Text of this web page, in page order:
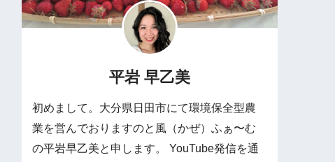
平岩 早乙美
初めまして。大分県日田市にて環境保全型農
業を営んでおりますのと風（かぜ）ふぁ〜む
の平岩早乙美と申します。 YouTube発信を通